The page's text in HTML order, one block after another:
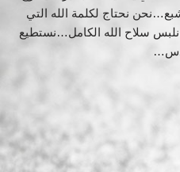
نحتاج لكلمة الله التي
سلاح الله الكامل…نستطيع